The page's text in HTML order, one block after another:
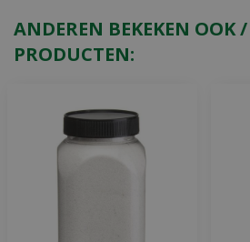
ANDEREN BEKEKEN OOK /
PRODUCTEN: